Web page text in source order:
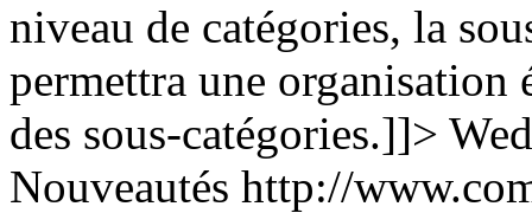
niveau de catégories, la
permettra une organisation
des sous-catégories.]]>
Nouveautés http://